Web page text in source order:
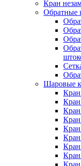
Кран
Обратные
Шаровые
Кран